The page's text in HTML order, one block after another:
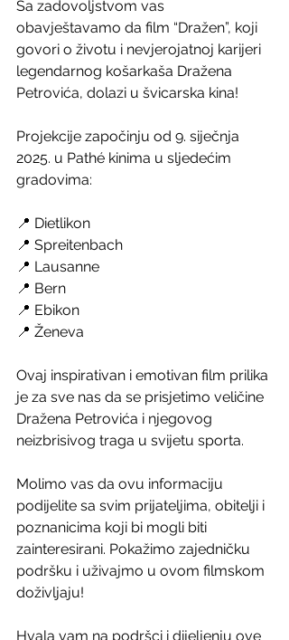
Sa zadovoljstvom vas
obavještavamo da film “Dražen”, koji
govori o životu i nevjerojatnoj karijeri
legendarnog košarkaša Dražena
Petrovića, dolazi u švicarska kina!
Projekcije započinju od 9. siječnja
2025. u Pathé kinima u sljedećim
gradovima:
📍 Dietlikon
📍 Spreitenbach
📍 Lausanne
📍 Bern
📍 Ebikon
📍 Ženeva
Ovaj inspirativan i emotivan film prilika
je za sve nas da se prisjetimo veličine
Dražena Petrovića i njegovog
neizbrisivog traga u svijetu sporta.
Molimo vas da ovu informaciju
podijelite sa svim prijateljima, obitelji i
poznanicima koji bi mogli biti
zainteresirani. Pokažimo zajedničku
podršku i uživajmo u ovom filmskom
doživljaju!
Hvala vam na podršci i dijeljenju ove